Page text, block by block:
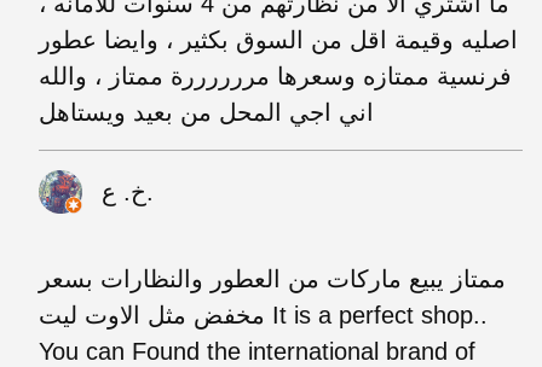
اصليه وقيمة اقل من السوق بكثير ، وايضا عطور
فرنسية ممتازه وسعرها مررررررة ممتاز ، والله
اني اجي المحل من بعيد ويستاهل
خ. ع.
ممتاز يبيع ماركات من العطور والنظارات بسعر
مخفض مثل الاوت ليت It is a perfect shop..
You can Found the international brand of